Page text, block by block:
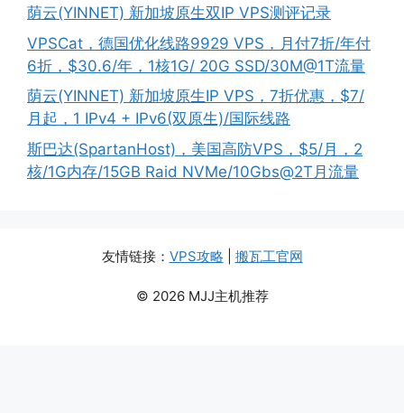
荫云(YINNET) 新加坡原生双IP VPS测评记录
VPSCat，德国优化线路9929 VPS，月付7折/年付
6折，$30.6/年，1核1G/ 20G SSD/30M@1T流量
荫云(YINNET) 新加坡原生IP VPS，7折优惠，$7/
月起，1 IPv4 + IPv6(双原生)/国际线路
斯巴达(SpartanHost)，美国高防VPS，$5/月，2
核/1G内存/15GB Raid NVMe/10Gbs@2T月流量
友情链接： VPS攻略 搬瓦工官网
© 2026 MJJ主机推荐